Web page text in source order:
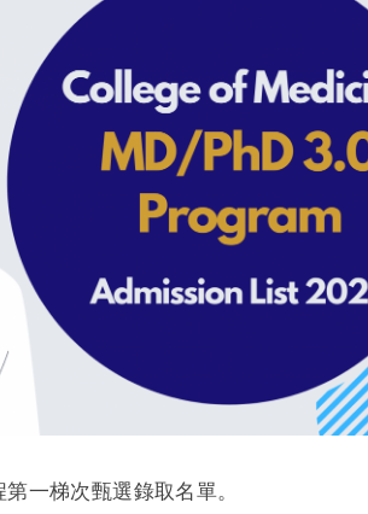
一梯次甄選錄取名單。